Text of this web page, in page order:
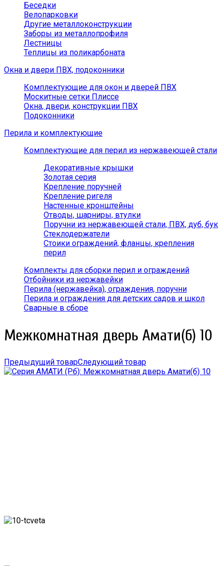
Беседки
Велопарковки
Другие металлоконструкции
Заборы из металлопрофиля
Лестницы
Теплицы из поликарбоната
Окна и двери ПВХ, подоконники
Комплектующие для окон и дверей ПВХ
Москитные сетки Плиссе
Окна, двери, конструкции ПВХ
Подоконники
Перила и комплектующие
Комплектующие для перил из нержавеющей стали
Декоративные крышки
Золотая серия
Крепление поручней
Крепление ригеля
Настенные кронштейны
Отводы, шарниры, втулки
Поручни из нержавеющей стали, ПВХ, дуб, бук
Стеклодержатели
Стоики ограждений, фланцы, крепления
перил
Комплекты для сборки перил и ограждений
Отбойники из нержавейки
Перила (нержавейка), ограждения, поручни
Перила и ограждения для детских садов и школ
Сварные в сборе
Межкомнатная дверь Амати(б) 10
Предыдущий товарСледующий товар